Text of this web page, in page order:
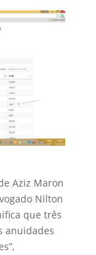
Aziz Maron
Nilton
que três
anuidades